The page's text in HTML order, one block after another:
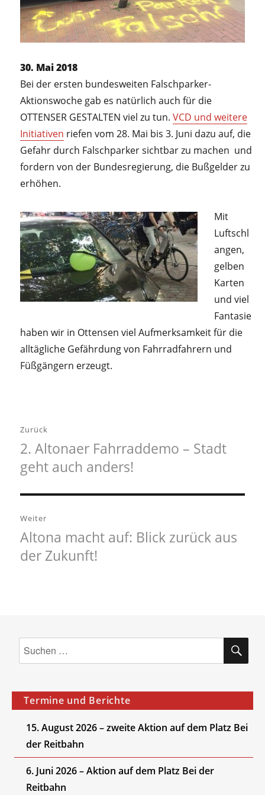
30. Mai 2018
Bei der ersten bundesweiten Falschparker-
Aktionswoche gab es natürlich auch für die
OTTENSER GESTALTEN viel zu tun.VCD und weitere
Initiativen riefen vom 28. Mai bis 3. Juni dazu auf, die
Gefahr durch Falschparker sichtbar zu machen und
fordern von der Bundesregierung, die Bußgelder zu
erhöhen.
Mit
Luftschl
angen,
gelben
Karten
und viel
Fantasie
haben wir in Ottensen viel Aufmerksamkeit für die
alltägliche Gefährdung von Fahrradfahrern und
Füßgängern erzeugt.
Zurück
Vorheriger
Beitrag:
2. Altonaer Fahrraddemo – Stadt
geht auch anders!
Weiter
Nächster
Beitrag:
Altona macht auf: Blick zurück aus
der Zukunft!
Suchen
nach:
Termine und Berichte
15. August 2026 – zweite Aktion auf dem Platz Bei
der Reitbahn
6. Juni 2026 – Aktion auf dem Platz Bei der
Reitbahn